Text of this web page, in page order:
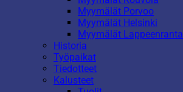
Myymälät Porvoo
Myymälät Helsinki
Myymälät Lappeenranta
Historia
Työpaikat
Tiedotteet
Kalusteet